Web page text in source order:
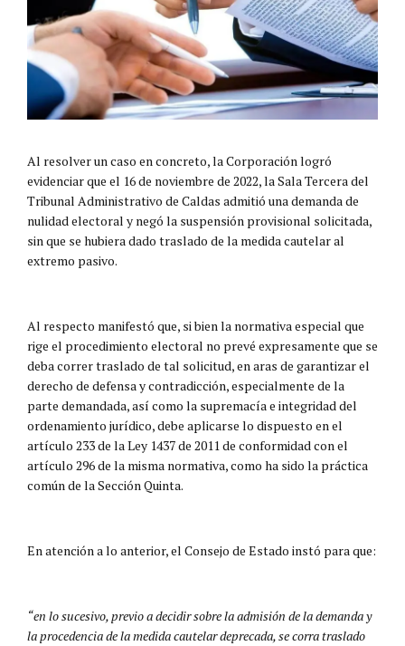
Al resolver un caso en concreto, la Corporación logró
evidenciar que el 16 de noviembre de 2022, la Sala Tercera del
Tribunal Administrativo de Caldas admitió una demanda de
nulidad electoral y negó la suspensión provisional solicitada,
sin que se hubiera dado traslado de la medida cautelar al
extremo pasivo.
Al respecto manifestó que, si bien la normativa especial que
rige el procedimiento electoral no prevé expresamente que se
deba correr traslado de tal solicitud, en aras de garantizar el
derecho de defensa y contradicción, especialmente de la
parte demandada, así como la supremacía e integridad del
ordenamiento jurídico, debe aplicarse lo dispuesto en el
artículo 233 de la Ley 1437 de 2011 de conformidad con el
artículo 296 de la misma normativa, como ha sido la práctica
común de la Sección Quinta.
En atención a lo anterior, el Consejo de Estado instó para que:
“en lo sucesivo, previo a decidir sobre la admisión de la demanda y
la procedencia de la medida cautelar deprecada, se corra traslado